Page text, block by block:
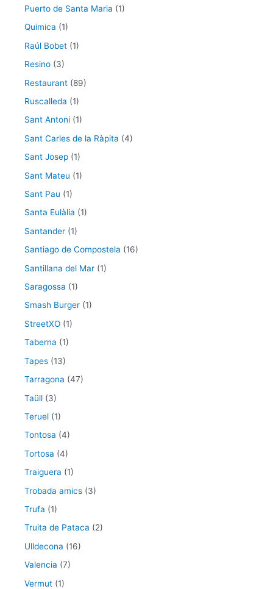
Puerto de Santa Maria (1)
Quimica (1)
Raúl Bobet (1)
Resino (3)
Restaurant (89)
Ruscalleda (1)
Sant Antoni (1)
Sant Carles de la Ràpita (4)
Sant Josep (1)
Sant Mateu (1)
Sant Pau (1)
Santa Eulàlia (1)
Santander (1)
Santiago de Compostela (16)
Santillana del Mar (1)
Saragossa (1)
Smash Burger (1)
StreetXO (1)
Taberna (1)
Tapes (13)
Tarragona (47)
Taüll (3)
Teruel (1)
Tontosa (4)
Tortosa (4)
Traiguera (1)
Trobada amics (3)
Trufa (1)
Truita de Pataca (2)
Ulldecona (16)
Valencia (7)
Vermut (1)